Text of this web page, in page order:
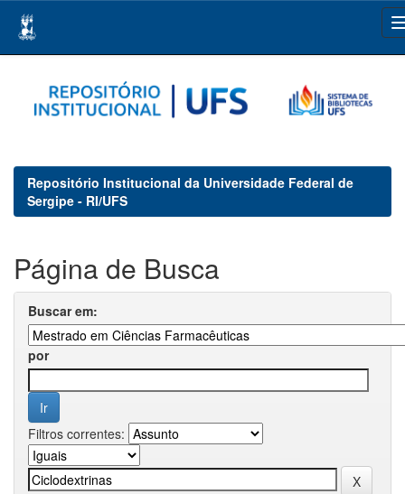
navigation
Repositório Institucional da Universidade Federal de
Sergipe - RI/UFS
Página de Busca
Buscar em:
por
Filtros correntes: